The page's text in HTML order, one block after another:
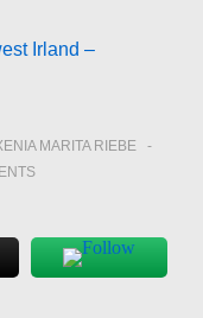
Irland –
MARITA RIEBE